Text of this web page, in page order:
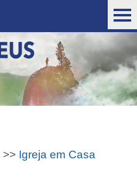
>> Igreja em Casa